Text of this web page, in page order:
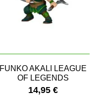
FUNKO AKALI LEAGUE
OF LEGENDS
14,95 €